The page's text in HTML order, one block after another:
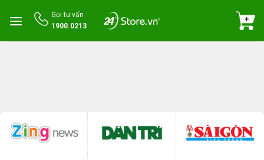
Gọi tư vấn
1900.0213